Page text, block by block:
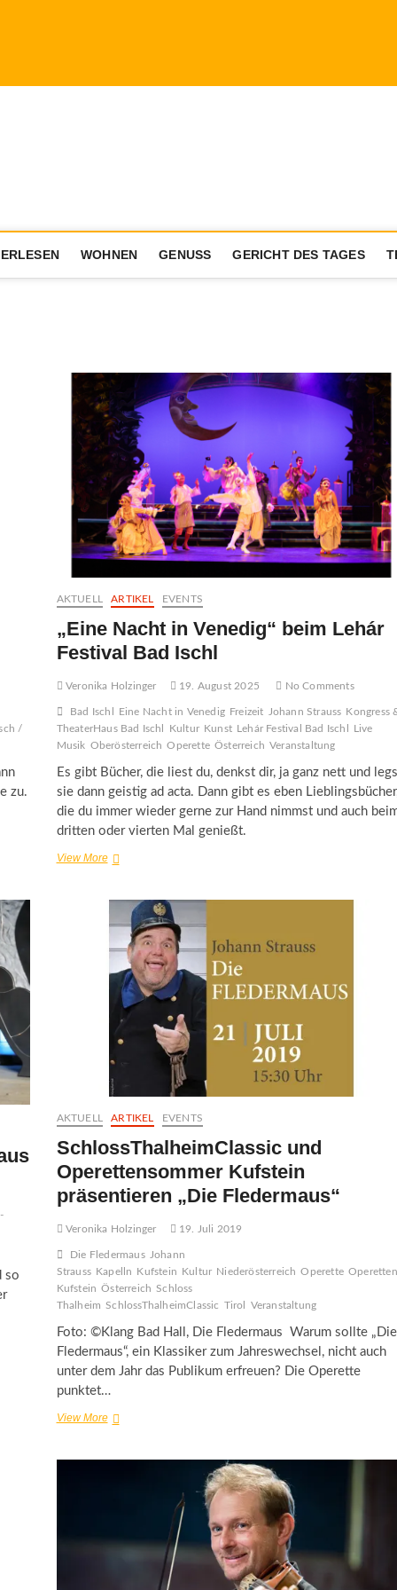
ERLESEN WOHNEN GENUSS GERICHT DES TAGES
/
zu.
AKTUELL ARTIKEL EVENTS
„Eine Nacht in Venedig“ beim Lehár
Festival Bad Ischl
Veronika Holzinger 19. August 2025 No Comments
Bad Ischl Eine Nacht in Venedig Freizeit Johann Strauss Kongress
TheaterHaus Bad Ischl
Kultur Kunst Lehár Festival Bad Ischl
Live
Musik Oberösterreich Operette Österreich Veranstaltung
Es gibt Bücher, die liest du, denkst dir, ja ganz nett und
sie dann geistig ad acta. Dann gibt es eben
die du immer wieder gerne zur Hand nimmst und auch
dritten oder vierten Mal genießt.
View More„Eine
Venedig“
beim
Lehár
Festival
Bad
Ischl
so
AKTUELL ARTIKEL EVENTS
SchlossThalheimClassic und
Operettensommer Kufstein
präsentieren „Die Fledermaus“
Veronika Holzinger 19. Juli 2019
Die Fledermaus
Johann
Strauss Kapelln Kufstein Kultur Niederösterreich Operette
Kufstein Österreich Schloss
Thalheim SchlossThalheimClassic Tirol Veranstaltung
Foto: ©Klang Bad Hall, Die Fledermaus Warum sollte „Die
Fledermaus“, ein Klassiker zum Jahreswechsel, nicht auch
unter dem Jahr das Publikum erfreuen? Die Operette
punktet…
View MoreSchlossThalheimClassic